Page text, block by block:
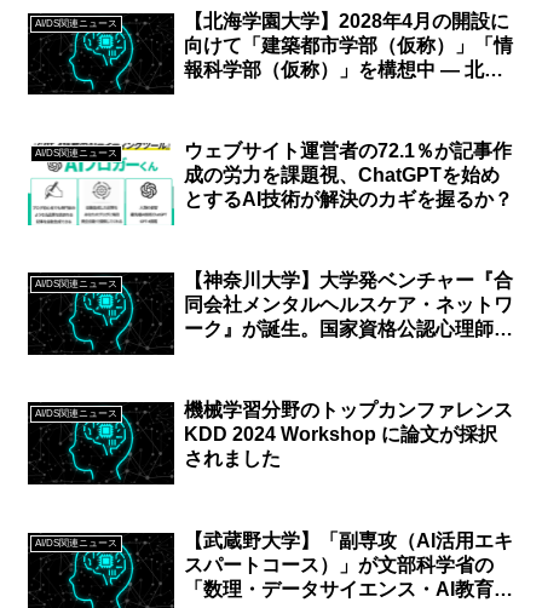
AI/DS関連ニュース
【北海学園大学】2028年4月の開設に
向けて「建築都市学部（仮称）」「情
報科学部（仮称）」を構想中 ― 北海
る
AI/DS関連ニュース
ウェブサイト運営者の72.1％が記事作
成の労力を課題視、ChatGPTを始め
とするAI技術が解決のカギを握るか？
AI/DS関連ニュース
【神奈川大学】大学発ベンチャー『合
同会社メンタルヘルスケア・ネットワ
ーク』が誕生。国家資格公認心理師な
「Re:psycho!」の提供も
AI/DS関連ニュース
機械学習分野のトップカンファレンス
KDD 2024 Workshop に論文が採択
されました
AI/DS関連ニュース
【武蔵野大学】「副専攻（AI活用エキ
スパートコース）」が文部科学省の
「数理・データサイエンス・AI教育プ